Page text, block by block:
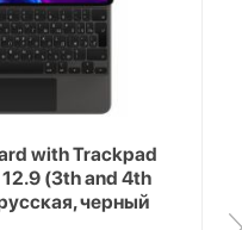
with Trackpad
(3th and 4th
черный